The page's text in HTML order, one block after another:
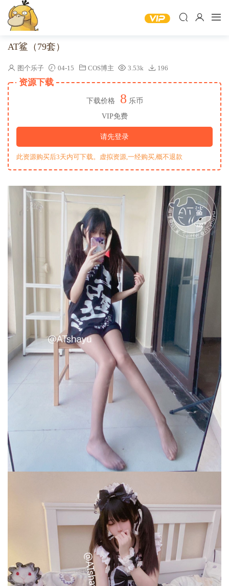
AT鲨（79套）
图个乐子 04-15 COS博主 3.53k 196
资源下载
下载价格 8 乐币
VIP免费
请先登录
此资源购买后3天内可下载。虚拟资源,一经购买,概不退款